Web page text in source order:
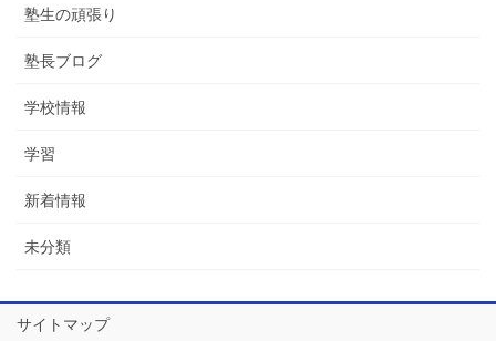
塾生の頑張り
塾長ブログ
学校情報
学習
新着情報
未分類
サイトマップ